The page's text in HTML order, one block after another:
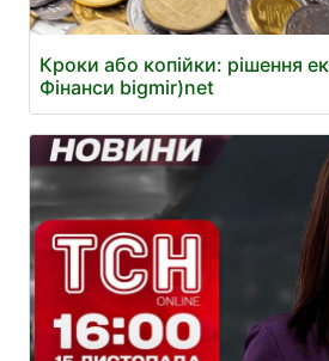
Кроки або копійки: рішення
Фінанси bigmir)net